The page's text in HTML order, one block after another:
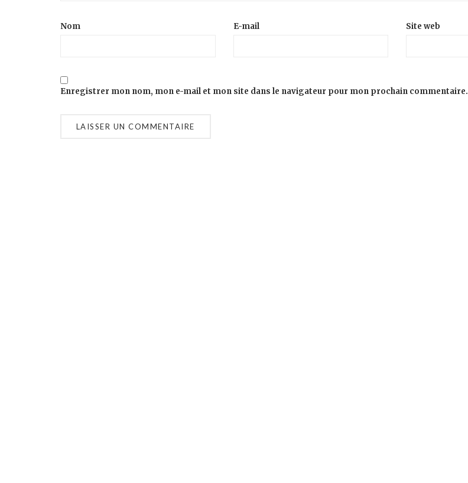
Nom E-mail Site web
Enregistrer mon nom, mon e-mail et mon site dans le navigateur pour mon prochain commentaire.